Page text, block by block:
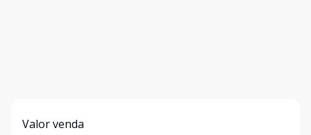
Valor venda